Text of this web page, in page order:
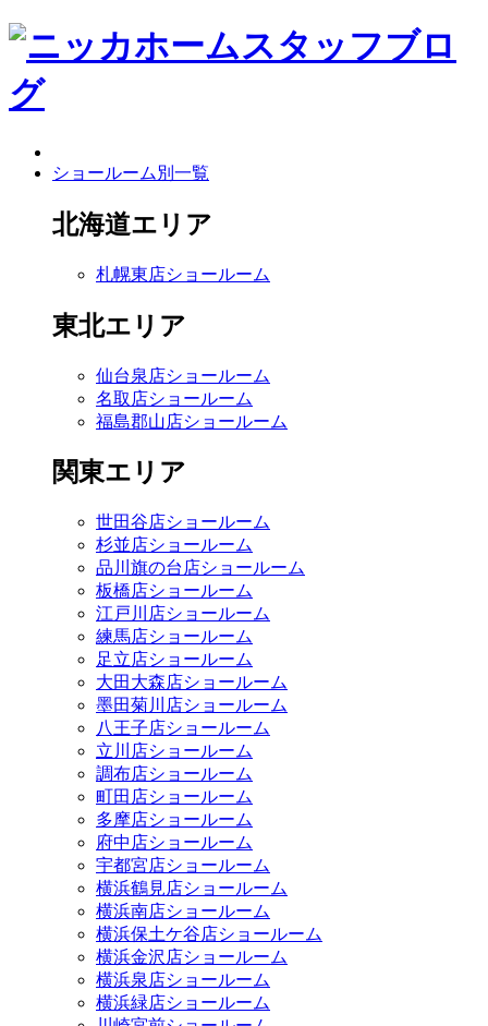
ショールーム別一覧
北海道エリア
札幌東店ショールーム
東北エリア
仙台泉店ショールーム
名取店ショールーム
福島郡山店ショールーム
関東エリア
世田谷店ショールーム
杉並店ショールーム
品川旗の台店ショールーム
板橋店ショールーム
江戸川店ショールーム
練馬店ショールーム
足立店ショールーム
大田大森店ショールーム
墨田菊川店ショールーム
八王子店ショールーム
立川店ショールーム
調布店ショールーム
町田店ショールーム
多摩店ショールーム
府中店ショールーム
宇都宮店ショールーム
横浜鶴見店ショールーム
横浜南店ショールーム
横浜保土ケ谷店ショールーム
横浜金沢店ショールーム
横浜泉店ショールーム
横浜緑店ショールーム